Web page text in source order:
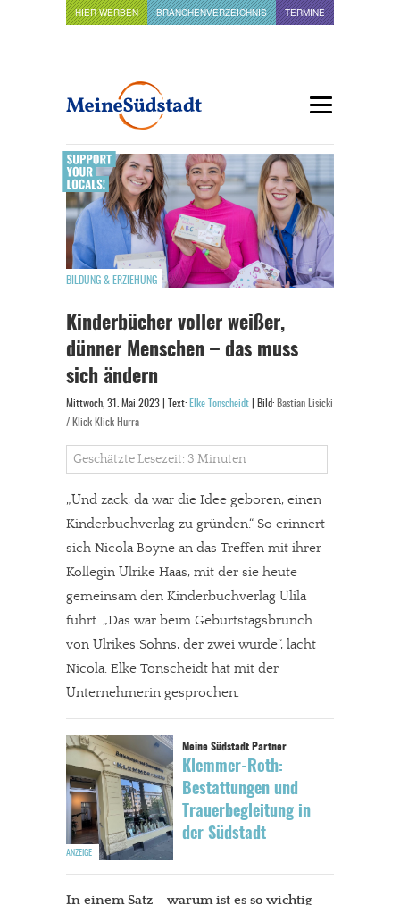
HIER WERBEN BRANCHENVERZEICHNIS TERMINE
BILDUNG & ERZIEHUNG
Kinderbücher voller weißer,
dünner Menschen – das muss
sich ändern
Mittwoch, 31. Mai 2023 | Text: Elke Tonscheidt | Bild: Bastian Lisicki
/ Klick Klick Hurra
Geschätzte Lesezeit: 3 Minuten
„Und zack, da war die Idee geboren, einen
Kinderbuchverlag zu gründen.“ So erinnert
sich Nicola Boyne an das Treffen mit ihrer
Kollegin Ulrike Haas, mit der sie heute
gemeinsam den Kinderbuchverlag Ulila
führt. „Das war beim Geburtstagsbrunch
von Ulrikes Sohns, der zwei wurde“, lacht
Nicola. Elke Tonscheidt hat mit der
Unternehmerin gesprochen.
Klemmer-Roth:
Bestattungen und
Trauerbegleitung in
der Südstadt
In einem Satz – warum ist es so wichtig